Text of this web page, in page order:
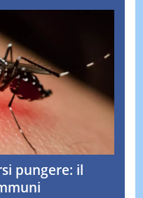
pungere: il